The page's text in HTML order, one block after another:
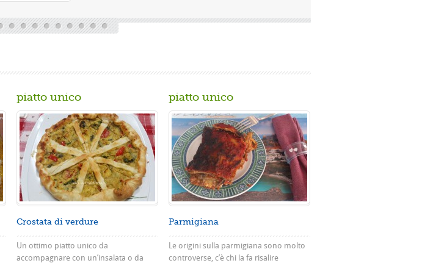
piatto unico
Crostata di verdure
Un ottimo piatto unico da
accompagnare con un’insalata o da
piatto unico
Parmigiana
Le origini sulla parmigiana sono molto
controverse, c’è chi la fa risalire